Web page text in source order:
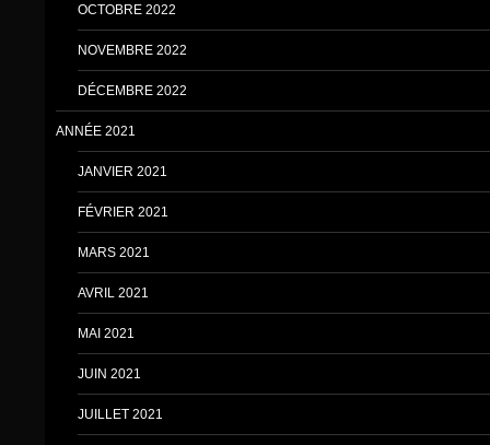
OCTOBRE 2022
NOVEMBRE 2022
DÉCEMBRE 2022
ANNÉE 2021
JANVIER 2021
FÉVRIER 2021
MARS 2021
AVRIL 2021
MAI 2021
JUIN 2021
JUILLET 2021